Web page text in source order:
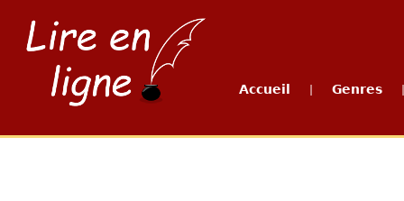
Accueil Genres